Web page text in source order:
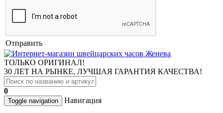
Отправить
ТОЛЬКО ОРИГИНАЛ!
30 ЛЕТ НА РЫНКЕ, ЛУЧШАЯ ГАРАНТИЯ КАЧЕСТВА!
0
Toggle navigation Навигация